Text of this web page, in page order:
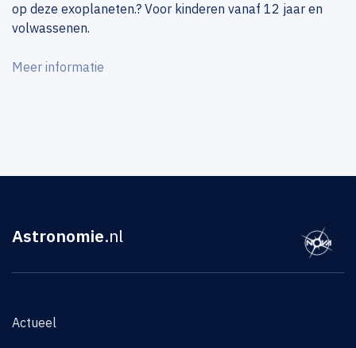
op deze exoplaneten.? Voor kinderen vanaf 12 jaar en
volwassenen.
Meer informatie
Astronomie.nl
Actueel